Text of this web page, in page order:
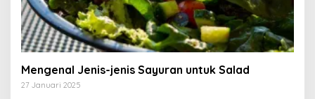
Mengenal Jenis-jenis Sayuran untuk Salad
27 Januari 2025